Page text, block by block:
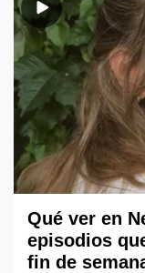
Qué ver en
episodios
fin de